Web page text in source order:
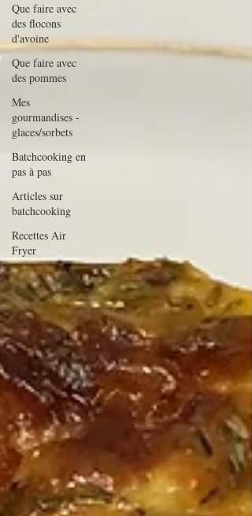
Que faire avec
des flocons
d'avoine
Que faire avec
des pommes
Mes
gourmandises -
glaces/sorbets
Batchcooking en
pas à pas
Articles sur
batchcooking
Recettes Air
Fryer